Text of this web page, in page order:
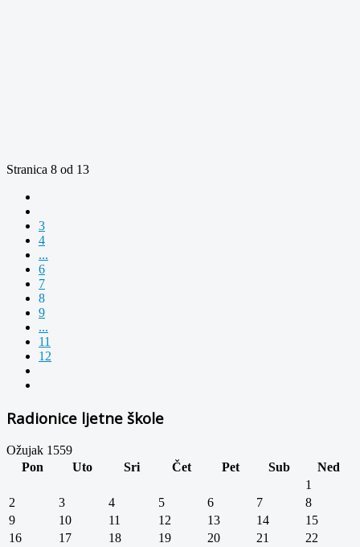
Stranica 8 od 13
3
4
...
6
7
8
9
...
11
12
Radionice ljetne škole
Ožujak 1559
Pon
Uto Sri Čet Pet Sub
Ned
1
2
3 4 5 6 7
8
9
10 11 12 13 14
15
16
17 18 19 20 21
22